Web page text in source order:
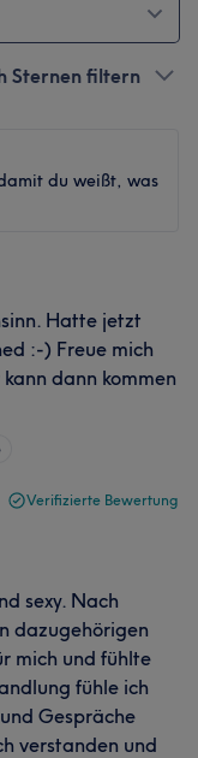
Sternen filtern
du weißt, was
Hatte jetzt
:-) Freue mich
dann kommen
Verifizierte Bewertung
sexy. Nach
dazugehörigen
mich und fühlte
fühle ich
Gespräche
verstanden und